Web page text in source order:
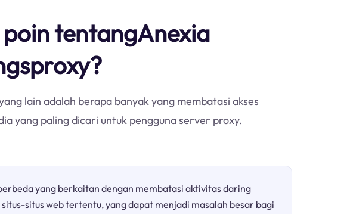
tentangAnexia
lain adalah berapa banyak yang membatasi akses
yang paling dicari untuk pengguna server proxy.
yang berkaitan dengan membatasi aktivitas daring
situs web tertentu, yang dapat menjadi masalah besar bagi